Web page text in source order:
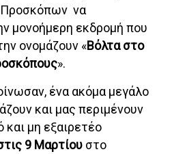
Προσκόπων να
μονοήμερη εκδρομή που
ονομάζουν «Βόλτα στο
».
ένα ακόμα μεγάλο
και μας περιμένουν
μη εξαιρετέο
9 Μαρτίου στο